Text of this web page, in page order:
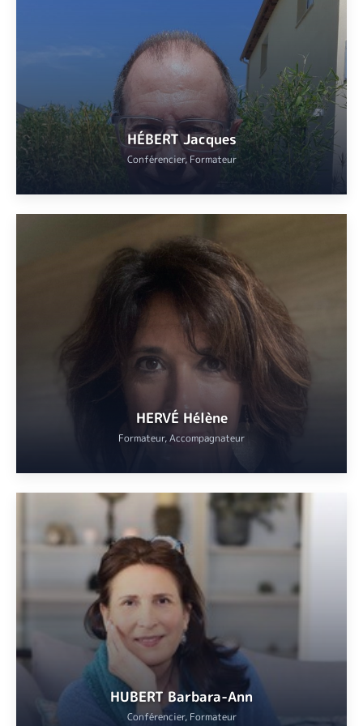
Professeure diplômée TEFL (Teaching English as a Foreign
Language).
VOIR
HÉBERT Jacques
Conférencier, Formateur
Professeur hors classe, diplômé d’une maîtrise d’art à la Sorbonne,
artiste peintre, mélomane.
VOIR
HERVÉ Hélène
Formateur, Accompagnateur
Hélène HERVÉ: sommelière de l’Abbaye de Lérins, diplômée WSET
Level 3 Award in Wines et créatrice de Vignes EMOI, société
organisatrice d’évènements autour du vin.
VOIR
HUBERT Barbara-Ann
Conférencier, Formateur